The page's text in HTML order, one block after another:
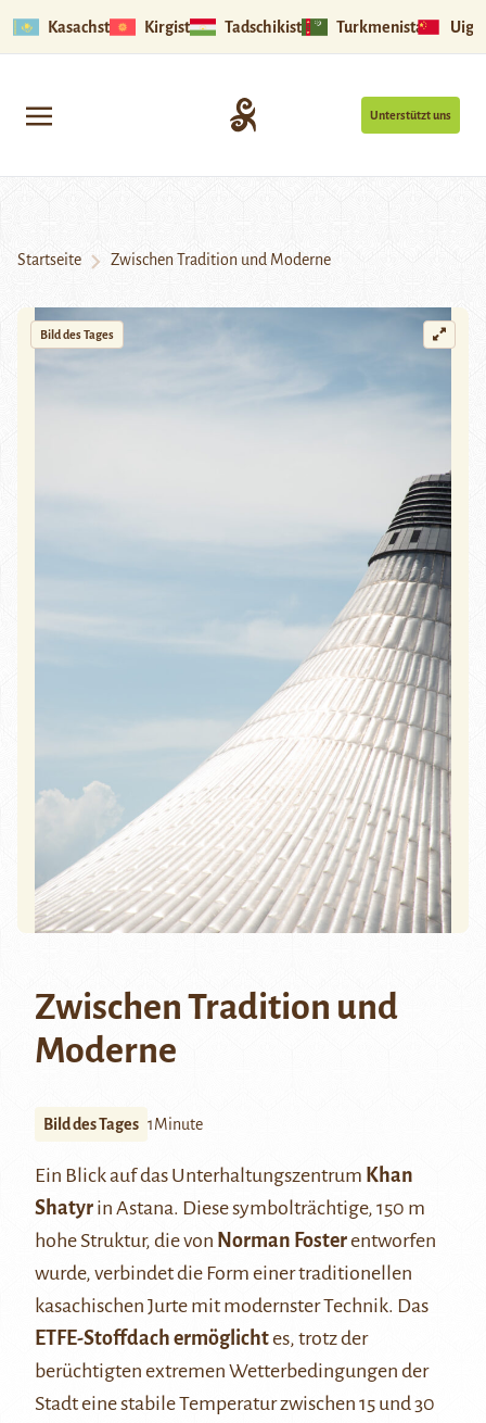
Kasachstan Kirgistan Tadschikistan Turkmenistan
Unterstützt uns
Startseite Zwischen Tradition und Moderne
Bild des Tages
Zwischen Tradition und
Moderne
Bild des Tages 1Minute
Ein Blick auf das Unterhaltungszentrum Khan
Shatyr in Astana. Diese symbolträchtige, 150 m
hohe Struktur, die von Norman Fosterentworfen
wurde, verbindet die Form einer traditionellen
kasachischen Jurte mit modernster Technik. Das
ETFE-Stoffdach ermöglichtes, trotz der
berüchtigten extremen Wetterbedingungen der
Stadt eine stabile Temperatur zwischen 15 und 30